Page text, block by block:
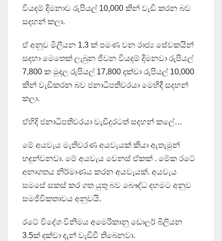
වියදම් දිමනාව රුපියල් 10,000 කින් වැඩි කරන බව
සදහන් කලා.
ඒ අනුව මිලියන 1.3 ක් පමණ වන රාජ්‍ය සේවකයින්
සදහා මෙතෙක් ලැබුන ජිවන වියදම් දිමනවා රුපියල්
7,800 ක මුදල රුපියල් 17,800 දක්වා රුපියල් 10,000
කින් වැඩිකරන බව ජනාධිපතිවරයා මෙහිදී සදහන්
කලා.
ඒහිදි ජනාධිපතිවරයා වැඩිදුරටත් සදහන් කලේ…
මේ අයවැය මැතිවරණ අයවැයක් කියා ඇතැමුන්
හඳුන්වනවා. මේ අයවැය වෙනස් ඒකක් . මේක රටේ
අනාගතය නිර්මාණය කරන අයවැයක්. අයවැය
සමසේ සකස් කර ගත යුතු බව බෞද්ධ දහමට අනුව
සමජිවිකතාවය අනුවයි.
රටේ විදේශ විනිමය අමෙරිකානු ඩොලර් බිලියන
3.5ක් දක්වා දැන් වැඩිවී තිබෙනවා.